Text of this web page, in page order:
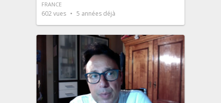
FRANCE
602vues 5 années déjà